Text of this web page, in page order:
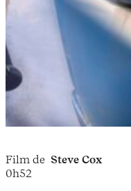
Film de Steve Cox
0h52